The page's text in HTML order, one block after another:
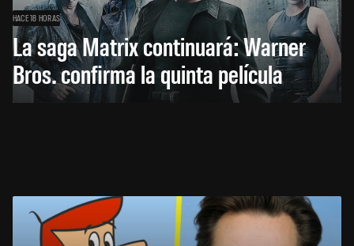
HACE 18 HORAS
La saga Matrix continuará: Warner
Bros. confirma la quinta película